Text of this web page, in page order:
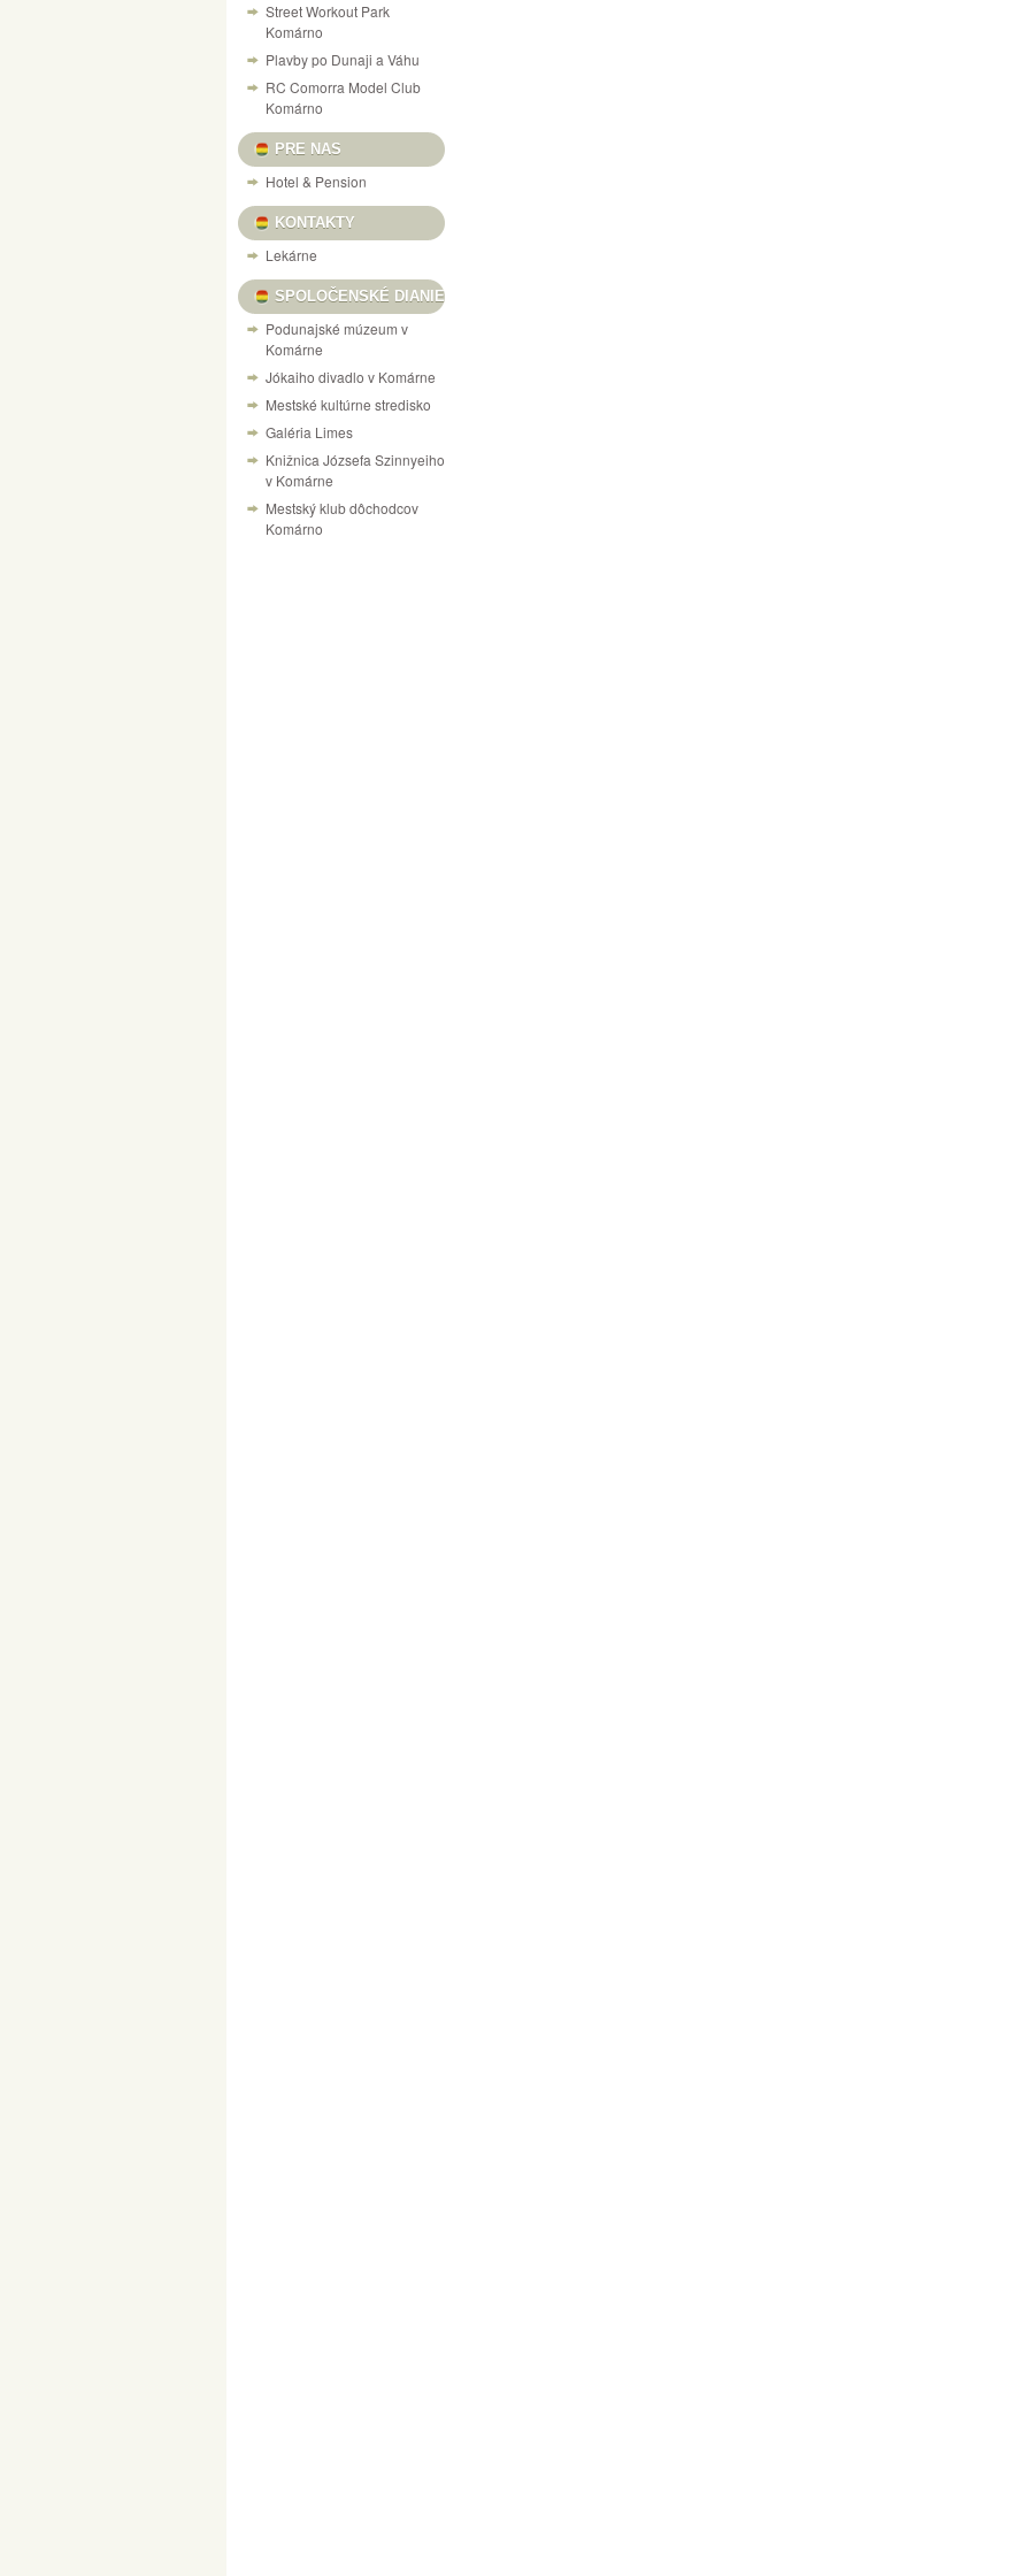
Street Workout Park
Komárno
Plavby po Dunaji a Váhu
RC Comorra Model Club
Komárno
PRE NAS
Hotel & Pension
KONTAKTY
Lekárne
SPOLOČENSKÉ DIANIE
Podunajské múzeum v
Komárne
Jókaiho divadlo v Komárne
Mestské kultúrne stredisko
Galéria Limes
Knižnica Józsefa Szinnyeiho
v Komárne
Mestský klub dôchodcov
Komárno